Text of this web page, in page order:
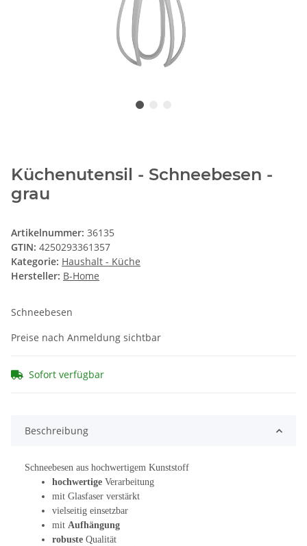
Küchenutensil - Schneebesen -
grau
Artikelnummer: 36135
GTIN: 4250293361357
Kategorie: Haushalt - Küche
Hersteller: B-Home
Schneebesen
Preise nach Anmeldung sichtbar
Sofort verfügbar
Beschreibung
Schneebesen aus hochwertigem Kunststoff
hochwertige Verarbeitung
mit Glasfaser verstärkt
vielseitig einsetzbar
mit Aufhängung
robuste Qualität